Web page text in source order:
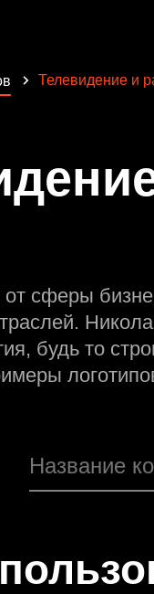
Телевидение и
сферы
будь то